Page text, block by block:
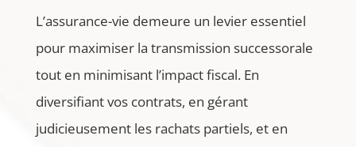
L’assurance-vie demeure un levier essentiel
pour maximiser la transmission successorale
tout en minimisant l’impact fiscal. En
diversifiant vos contrats, en gérant
judicieusement les rachats partiels, et en